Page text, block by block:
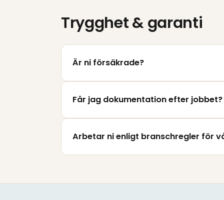
Trygghet & garanti
Är ni försäkrade?
Får jag dokumentation efter jobbet?
Arbetar ni enligt branschregler för